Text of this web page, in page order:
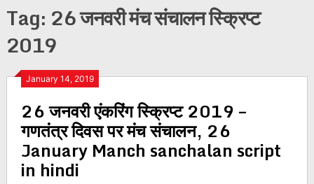
Tag: 26 जनवरी मंच संचालन स्क्रिप्ट
2019
January 14, 2019
26 जनवरी एंकरिंग स्क्रिप्ट 2019 –
गणतंत्र दिवस पर मंच संचालन, 26
January Manch sanchalan script
in hindi
Posts
navigation